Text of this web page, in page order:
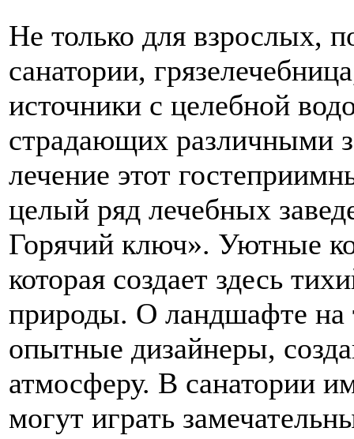
Не только для взрослых,
санатории,
источники с целебной
страдающих различными
лечение этот
целый ряд лечебных
Горячий ключ». Уютные
которая создает здесь
природы. О ландшафте на
опытные дизайнеры,
атмосферу. В санатории
могут играть